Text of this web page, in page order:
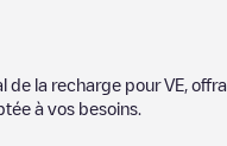
de la recharge pour VE,
à vos besoins.